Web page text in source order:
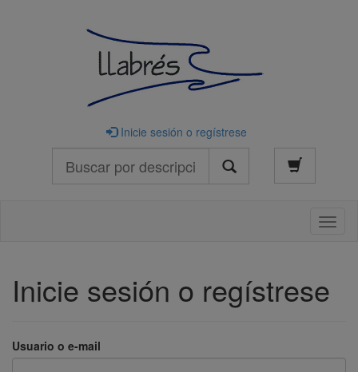
Inicie sesión o regístrese
Inicie sesión o regístrese
Usuario o e-mail